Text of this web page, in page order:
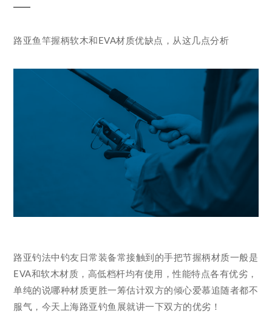
路亚鱼竿握柄软木和EVA材质优缺点，从这几点分析
路亚钓法中钓友日常装备常接触到的手把节握柄材质一般是
EVA和软木材质，高低档杆均有使用，性能特点各有优劣，
单纯的说哪种材质更胜一筹估计双方的倾心爱慕追随者都不
服气，今天上海路亚钓鱼展就讲一下双方的优劣！